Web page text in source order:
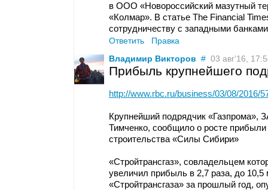
в ООО «Новороссийский мазутный
«Колмар». В статье The Financial
сотрудничеству с западными
Ответить
Правка
Владимир Викторов # 03 авг’16,
Прибыль крупнейшего
http://www.rbc.ru/business/03/08/2016/
Крупнейший подрядчик «Газпрома»,
Тимченко, сообщило о росте
строительства «Силы Сибири»
«Стройтрансгаз», совладельцем
увеличил прибыль в 2,7 раза, до 10,5
«Стройтрансгаза» за прошлый год,